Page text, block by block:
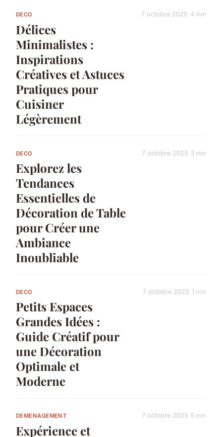
DECO
Délices
Minimalistes :
Inspirations
Créatives et Astuces
Pratiques pour
Cuisiner
Légèrement
7 octobre 2025 4 min
DECO
Explorez les
Tendances
Essentielles de
Décoration de Table
pour Créer une
Ambiance
Inoubliable
7 octobre 2025 3 min
DECO
Petits Espaces
Grandes Idées :
Guide Créatif pour
une Décoration
Optimale et
Moderne
7 octobre 2025 1 min
DEMENAGEMENT
Expérience et
7 octobre 2025 5 min